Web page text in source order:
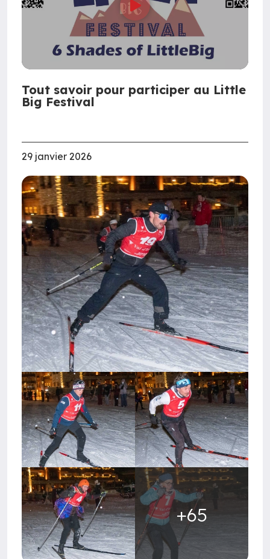
Tout savoir pour participer au Little
Big Festival
29 janvier 2026
+65